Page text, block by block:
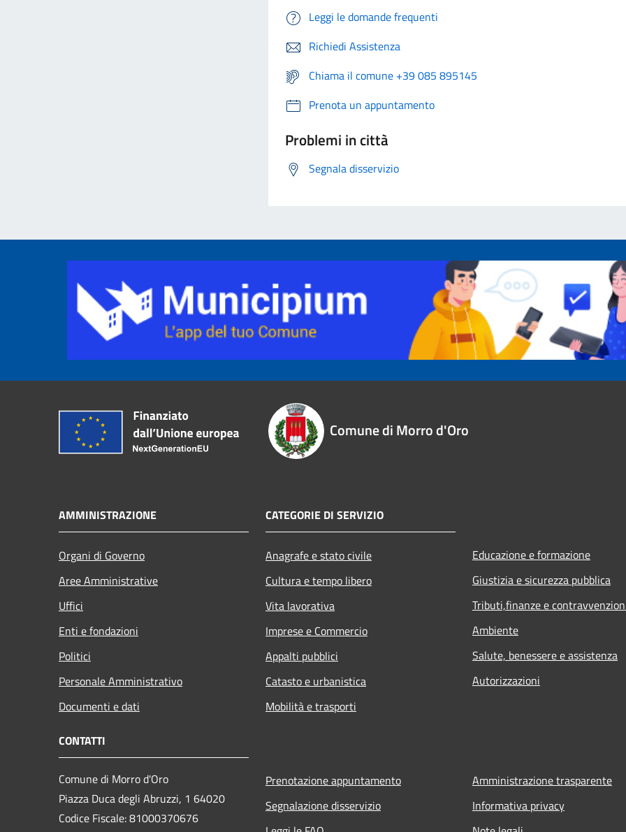
Leggi le domande frequenti
Richiedi Assistenza
Chiama il comune +39 085 895145
Prenota un appuntamento
Problemi in città
Segnala disservizio
Comune di Morro d'Oro
AMMINISTRAZIONE
Organi di Governo
Aree Amministrative
Uffici
Enti e fondazioni
Politici
Personale Amministrativo
Documenti e dati
CATEGORIE DI SERVIZIO
Anagrafe e stato civile
Cultura e tempo libero
Vita lavorativa
Imprese e Commercio
Appalti pubblici
Catasto e urbanistica
Mobilità e trasporti
Educazione e formazione
Giustizia e sicurezza pubblica
Tributi,finanze e
Ambiente
Salute, benessere e assistenza
Autorizzazioni
CONTATTI
Comune di Morro d'Oro
Piazza Duca degli Abruzzi, 1 64020
Codice Fiscale: 81000370676
Prenotazione appuntamento
Segnalazione disservizio
Amministrazione trasparente
Informativa privacy